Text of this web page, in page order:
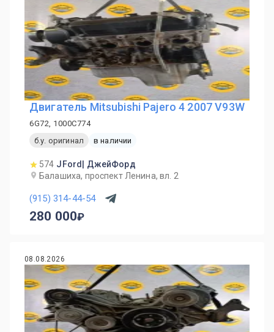
Двигатель Mitsubishi Pajero 4 2007 V93W
6G72, 1000C774
б.у. оригинал
в наличии
574 JFord| ДжейФорд
Балашиха, проспект Ленина, вл. 2
(915) 314-44-54
280 000
08.08.2026